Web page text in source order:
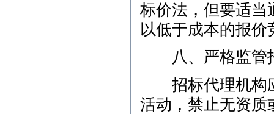
标价法，但要适当
以低于成本的报价
八、严格监管
招标代理机构应
活动，禁止无资质